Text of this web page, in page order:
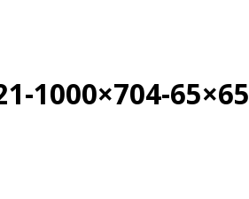
1000×704-65×65